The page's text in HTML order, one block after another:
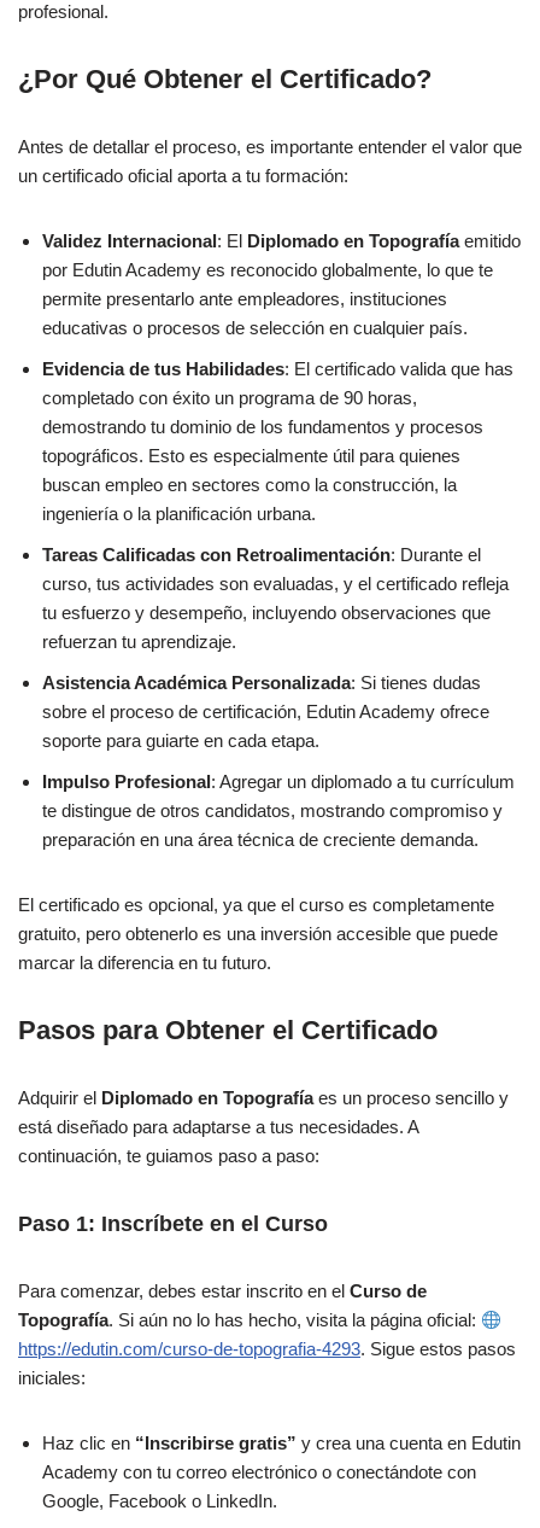
profesional.
¿Por Qué Obtener el Certificado?
Antes de detallar el proceso, es importante entender el valor que
un certificado oficial aporta a tu formación:
Validez Internacional: El Diplomado en Topografíaemitido
por Edutin Academy es reconocido globalmente, lo que te
permite presentarlo ante empleadores, instituciones
educativas o procesos de selección en cualquier país.
Evidencia de tus Habilidades: El certificado valida que has
completado con éxito un programa de 90 horas,
demostrando tu dominio de los fundamentos y procesos
topográficos. Esto es especialmente útil para quienes
buscan empleo en sectores como la construcción, la
ingeniería o la planificación urbana.
Tareas Calificadas con Retroalimentación: Durante el
curso, tus actividades son evaluadas, y el certificado refleja
tu esfuerzo y desempeño, incluyendo observaciones que
refuerzan tu aprendizaje.
Asistencia Académica Personalizada: Si tienes dudas
sobre el proceso de certificación, Edutin Academy ofrece
soporte para guiarte en cada etapa.
Impulso Profesional: Agregar un diplomado a tu currículum
te distingue de otros candidatos, mostrando compromiso y
preparación en una área técnica de creciente demanda.
El certificado es opcional, ya que el curso es completamente
gratuito, pero obtenerlo es una inversión accesible que puede
marcar la diferencia en tu futuro.
Pasos para Obtener el Certificado
Adquirir el Diplomado en Topografíaes un proceso sencillo y
está diseñado para adaptarse a tus necesidades. A
continuación, te guiamos paso a paso:
Paso 1: Inscríbete en el Curso
Para comenzar, debes estar inscrito en el Curso de
Topografía. Si aún no lo has hecho, visita la página oficial:
https://edutin.com/curso-de-topografia-4293. Sigue estos pasos
iniciales:
Haz clic en “Inscribirse gratis” y crea una cuenta en Edutin
Academy con tu correo electrónico o conectándote con
Google, Facebook o LinkedIn.